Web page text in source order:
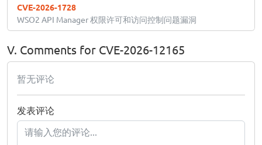
CVE-2026-1728
WSO2 API Manager 权限许可和访问控制问题漏洞
V. Comments for CVE-2026-12165
暂无评论
发表评论